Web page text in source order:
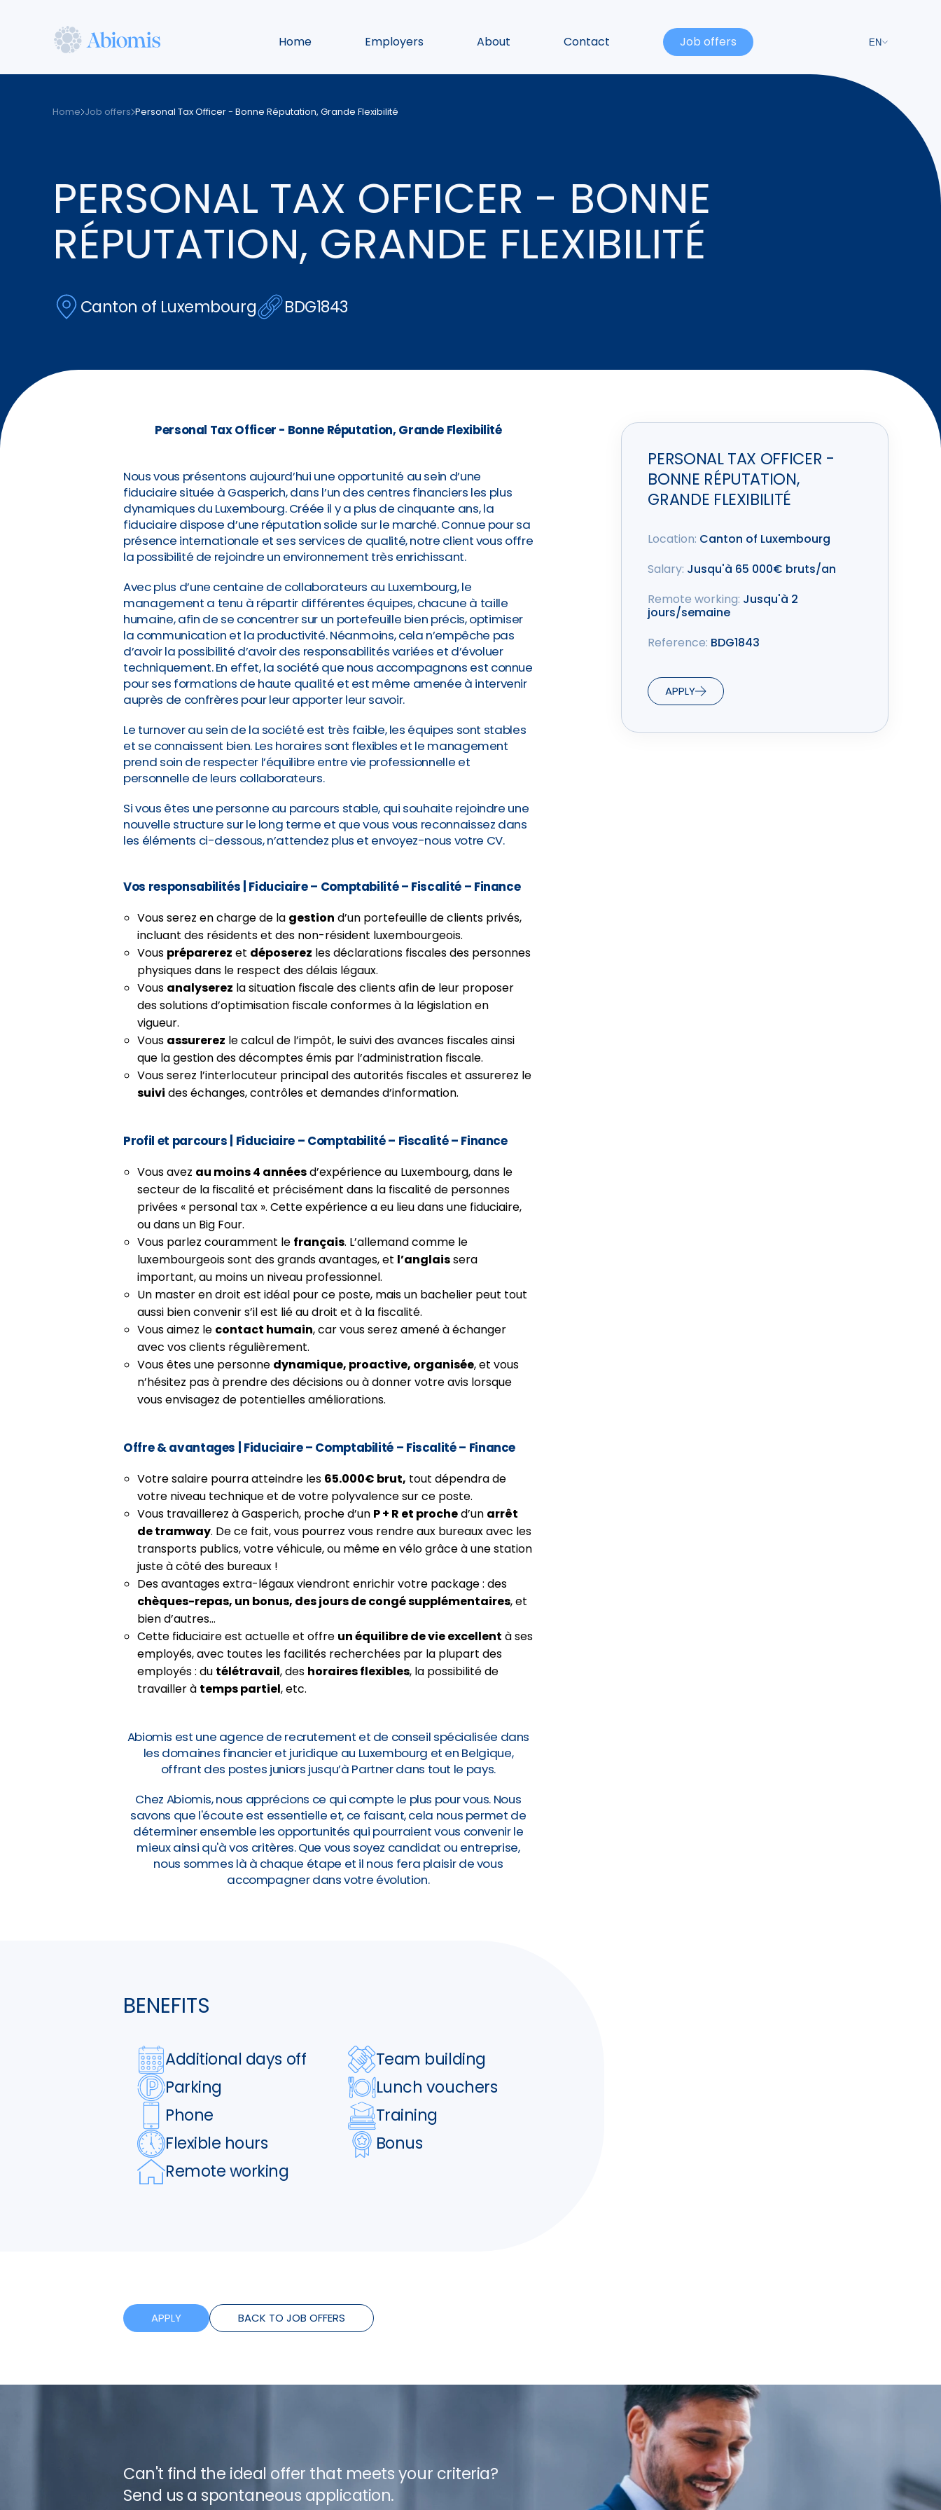
Home Employers About Contact Job offers EN
Home Job offers Personal Tax Officer - Bonne Réputation, Grande Flexibilité
PERSONAL TAX OFFICER - BONNE
RÉPUTATION, GRANDE FLEXIBILITÉ
Canton of Luxembourg BDG1843
Personal Tax Officer - Bonne Réputation, Grande Flexibilité
Nous vous présentons aujourd’hui une opportunité au sein d’une
fiduciaire située à Gasperich, dans l’un des centres financiers les plus
dynamiques du Luxembourg. Créée il y a plus de cinquante ans, la
fiduciaire dispose d’une réputation solide sur le marché. Connue pour sa
présence internationale et ses services de qualité, notre client vous offre
la possibilité de rejoindre un environnement très enrichissant.
Avec plus d’une centaine de collaborateurs au Luxembourg, le
management a tenu à répartir différentes équipes, chacune à taille
humaine, afin de se concentrer sur un portefeuille bien précis, optimiser
la communication et la productivité. Néanmoins, cela n’empêche pas
d’avoir la possibilité d’avoir des responsabilités variées et d’évoluer
techniquement. En effet, la société que nous accompagnons est connue
pour ses formations de haute qualité et est même amenée à intervenir
auprès de confrères pour leur apporter leur savoir.
Le turnover au sein de la société est très faible, les équipes sont stables
et se connaissent bien. Les horaires sont flexibles et le management
prend soin de respecter l’équilibre entre vie professionnelle et
personnelle de leurs collaborateurs.
Si vous êtes une personne au parcours stable, qui souhaite rejoindre une
nouvelle structure sur le long terme et que vous vous reconnaissez dans
les éléments ci-dessous, n’attendez plus et envoyez-nous votre CV.
Vos responsabilités | Fiduciaire – Comptabilité – Fiscalité – Finance
Vous serez en charge de la gestion d’un portefeuille de clients privés,
incluant des résidents et des non-résident luxembourgeois.
Vous préparerez et déposerez les déclarations fiscales des personnes
physiques dans le respect des délais légaux.
Vous analyserez la situation fiscale des clients afin de leur proposer
des solutions d’optimisation fiscale conformes à la législation en
vigueur.
Vous assurerez le calcul de l’impôt, le suivi des avances fiscales ainsi
que la gestion des décomptes émis par l’administration fiscale.
Vous serez l’interlocuteur principal des autorités fiscales et assurerez le
suivi des échanges, contrôles et demandes d’information.
Profil et parcours | Fiduciaire – Comptabilité – Fiscalité – Finance
Vous avez au moins 4 annéesd’expérience au Luxembourg, dans le
secteur de la fiscalité et précisément dans la fiscalité de personnes
privées « personal tax ». Cette expérience a eu lieu dans une fiduciaire,
ou dans un Big Four.
Vous parlez couramment le français. L’allemand comme le
luxembourgeois sont des grands avantages, et l’anglaissera
important, au moins un niveau professionnel.
Un master en droit est idéal pour ce poste, mais un bachelier peut tout
aussi bien convenir s’il est lié au droit et à la fiscalité.
Vous aimez le contact humain, car vous serez amené à échanger
avec vos clients régulièrement.
Vous êtes une personne dynamique, proactive, organisée, et vous
n’hésitez pas à prendre des décisions ou à donner votre avis lorsque
vous envisagez de potentielles améliorations.
Offre & avantages | Fiduciaire – Comptabilité – Fiscalité – Finance
Votre salaire pourra atteindre les 65.000€ brut, tout dépendra de
votre niveau technique et de votre polyvalence sur ce poste.
Vous travaillerez à Gasperich, proche d’un P + R et proched’un arrêt
de tramway. De ce fait, vous pourrez vous rendre aux bureaux avec les
transports publics, votre véhicule, ou même en vélo grâce à une station
juste à côté des bureaux !
Des avantages extra-légaux viendront enrichir votre package : des
chèques-repas, un bonus, des jours de congé supplémentaires, et
bien d’autres…
Cette fiduciaire est actuelle et offre un équilibre de vie excellent à ses
employés, avec toutes les facilités recherchées par la plupart des
employés : du télétravail, des horaires flexibles, la possibilité de
travailler à temps partiel, etc.
Abiomis est une agence de recrutement et de conseil spécialisée dans
les domaines financier et juridique au Luxembourg et en Belgique,
offrant des postes juniors jusqu’à Partner dans tout le pays.
Chez Abiomis, nous apprécions ce qui compte le plus pour vous. Nous
savons que l'écoute est essentielle et, ce faisant, cela nous permet de
déterminer ensemble les opportunités qui pourraient vous convenir le
mieux ainsi qu'à vos critères. Que vous soyez candidat ou entreprise,
nous sommes là à chaque étape et il nous fera plaisir de vous
accompagner dans votre évolution.
BENEFITS
Additional days off
Team building
Parking
Lunch vouchers
Phone
Training
Flexible hours
Bonus
Remote working
APPLY BACK TO JOB OFFERS
PERSONAL TAX OFFICER -
BONNE RÉPUTATION,
GRANDE FLEXIBILITÉ
Location: Canton of Luxembourg
Salary: Jusqu'à 65 000€ bruts/an
Remote working: Jusqu'à 2
jours/semaine
Reference: BDG1843
APPLY
Can't find the ideal offer that meets your criteria?
Send us a spontaneous application.